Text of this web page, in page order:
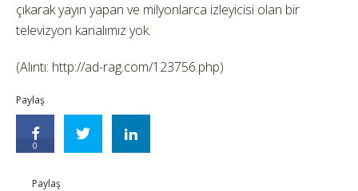
çıkarak yayın yapan ve milyonlarca izleyicisi olan bir
televizyon kanalımız yok.
(Alıntı: http://ad-rag.com/123756.php)
Paylaş
0
Paylaş